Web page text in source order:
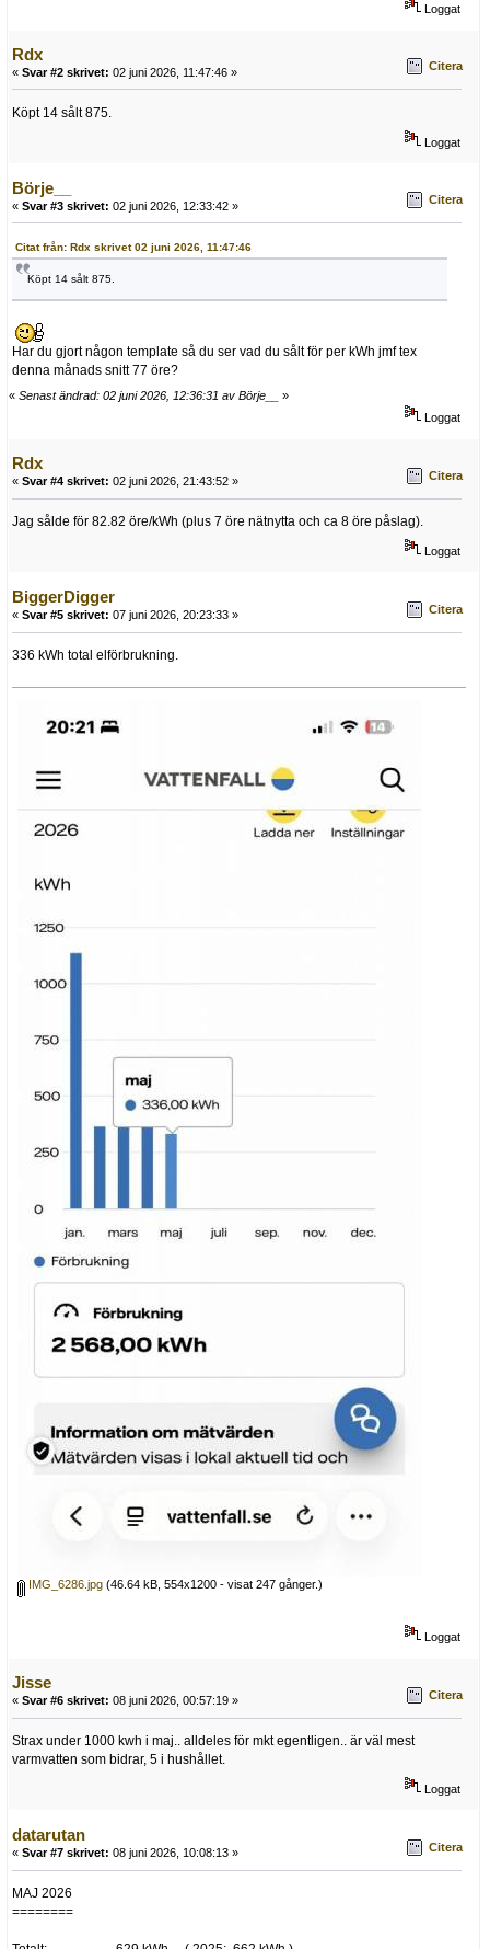
Loggat
Rdx
« Svar #2 skrivet: 02 juni 2026, 11:47:46 » Citera
Köpt 14 sålt 875.
Loggat
Börje__
« Svar #3 skrivet: 02 juni 2026, 12:33:42 » Citera
Citat från: Rdx skrivet 02 juni 2026, 11:47:46
Köpt 14 sålt 875.
Har du gjort någon template så du ser vad du sålt för per kWh jmf tex
denna månads snitt 77 öre?
« Senast ändrad: 02 juni 2026, 12:36:31 av Börje__
»
Loggat
Rdx
« Svar #4 skrivet: 02 juni 2026, 21:43:52 » Citera
Jag sålde för 82.82 öre/kWh (plus 7 öre nätnytta och ca 8 öre påslag).
Loggat
BiggerDigger
« Svar #5 skrivet: 07 juni 2026, 20:23:33 » Citera
336 kWh total elförbrukning.
IMG_6286.jpg (46.64 kB, 554x1200 - visat 247 gånger.)
Loggat
Jisse
« Svar #6 skrivet: 08 juni 2026, 00:57:19 » Citera
Strax under 1000 kwh i maj.. alldeles för mkt egentligen.. är väl mest
varmvatten som bidrar, 5 i hushållet.
Loggat
datarutan
« Svar #7 skrivet: 08 juni 2026, 10:08:13 » Citera
MAJ 2026
========